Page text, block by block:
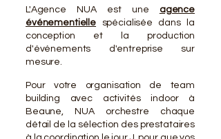
L'Agence NUA est une agence
événementielle
spécialisée dans la
conception et la production
d'événements d'entreprise sur
mesure.
Pour votre organisation de team
building avec activités indoor à
Beaune, NUA orchestre chaque
détail de la sélection des prestataires